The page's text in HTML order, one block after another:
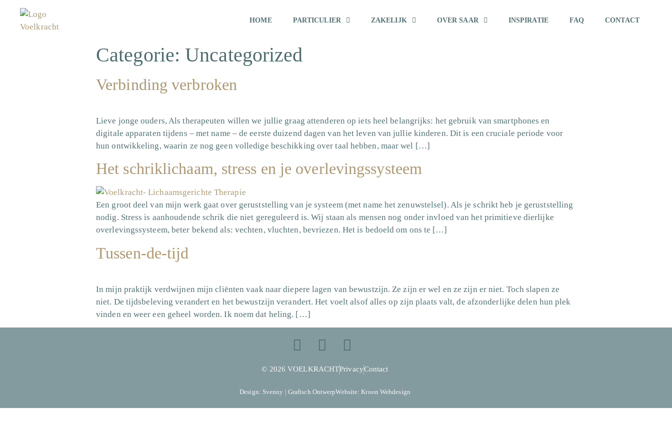
HOME PARTICULIER ZAKELIJK OVER SAAR INSPIRATIE FAQ CONTACT
Categorie:Uncategorized
Verbinding verbroken
Lieve jonge ouders, Als therapeuten willen we jullie graag attenderen op iets heel belangrijks: het gebruik van smartphones en
digitale apparaten tijdens – met name – de eerste duizend dagen van het leven van jullie kinderen. Dit is een cruciale periode voor
hun ontwikkeling, waarin ze nog geen volledige beschikking over taal hebben, maar wel […]
Het schriklichaam, stress en je overlevingssysteem
Een groot deel van mijn werk gaat over geruststelling van je systeem (met name het zenuwstelsel). Als je schrikt heb je geruststelling
nodig. Stress is aanhoudende schrik die niet gereguleerd is. Wij staan als mensen nog onder invloed van het primitieve dierlijke
overlevingssysteem, beter bekend als: vechten, vluchten, bevriezen. Het is bedoeld om ons te […]
Tussen-de-tijd
In mijn praktijk verdwijnen mijn cliënten vaak naar diepere lagen van bewustzijn. Ze zijn er wel en ze zijn er niet. Toch slapen ze
niet. De tijdsbeleving verandert en het bewustzijn verandert. Het voelt alsof alles op zijn plaats valt, de afzonderlijke delen hun plek
vinden en weer een geheel worden. Ik noem dat heling. […]
© 2026 VOELKRACHTPrivacyContact
Design: Svenny | Grafisch OntwerpWebsite: Kroon Webdesign